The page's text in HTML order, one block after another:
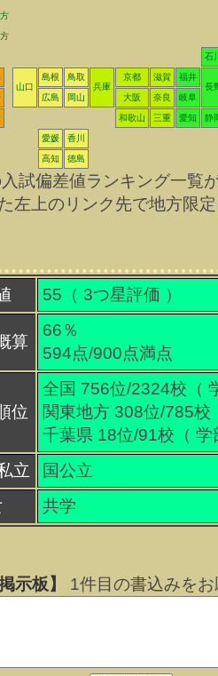
石川
山口
島根
鳥取
兵庫
京都 滋賀
福井
長
広島 岡山 大阪 奈良 岐阜
和歌山 三重 愛知 静
愛媛 香川
高知 徳島
偏差値ランキング一覧
上のリンク先で地方限
55（ 3つ星評価 ）
算
66％
594点/900点満点
位
全国 756位/2324校（
関東地方 308位/785校
千葉県 18位/91校（ 学
立
国公立
共学
示板】
1件目の書込みをお